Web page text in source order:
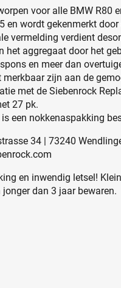
voor alle BMW R80
en wordt gekenmerkt
vermelding verdient
het aggregaat door het
en meer dan
zijn aan de
met de Siebenrock
27 pk.
een nokkenaspakking
34 | 73240
en inwendig letsel!
dan 3 jaar bewaren.